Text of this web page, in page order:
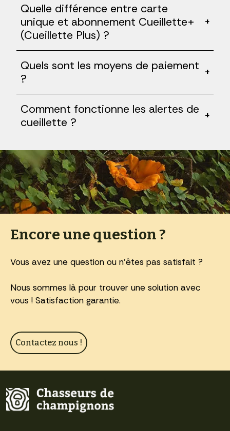
Quelle différence entre carte
unique et abonnement Cueillette+
(Cueillette Plus) ?
+
Quels sont les moyens de paiement
?
+
Comment fonctionne les alertes de
cueillette ?
+
Encore une question ?
Vous avez une question ou n'êtes pas satisfait ?
Nous sommes là pour trouver une solution avec
vous ! Satisfaction garantie.
Contactez nous !